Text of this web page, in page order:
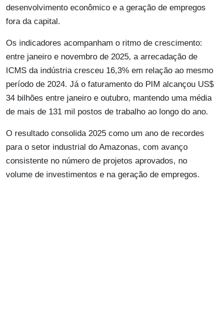
desenvolvimento econômico e a geração de empregos
fora da capital.
Os indicadores acompanham o ritmo de crescimento:
entre janeiro e novembro de 2025, a arrecadação de
ICMS da indústria cresceu 16,3% em relação ao mesmo
período de 2024. Já o faturamento do PIM alcançou US$
34 bilhões entre janeiro e outubro, mantendo uma média
de mais de 131 mil postos de trabalho ao longo do ano.
O resultado consolida 2025 como um ano de recordes
para o setor industrial do Amazonas, com avanço
consistente no número de projetos aprovados, no
volume de investimentos e na geração de empregos.